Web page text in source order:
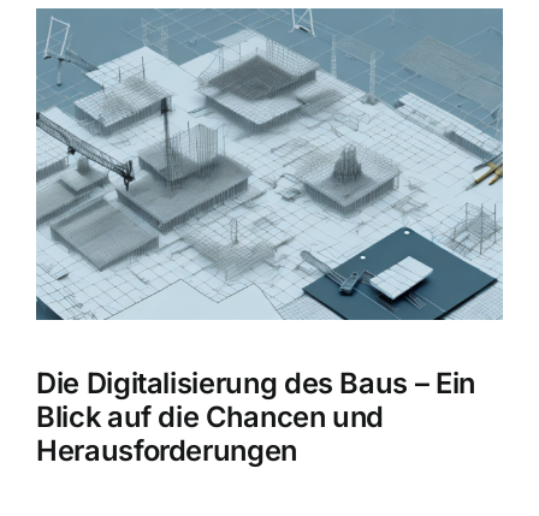
Zeige
grösseres
Bild
Die Digitalisierung des Baus – Ein
Blick auf die Chancen und
Herausforderungen